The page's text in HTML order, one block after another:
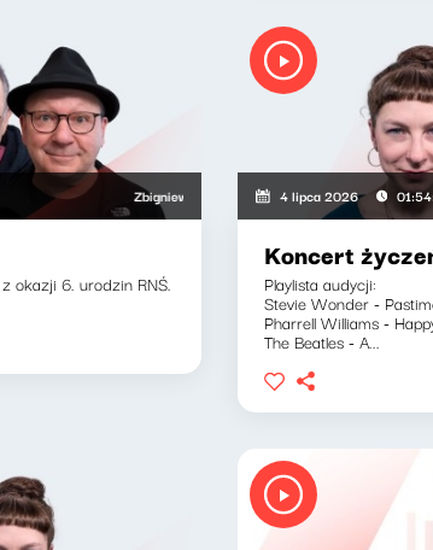
Zbigniew Zamachowski, Wojciech Mann, Ryszard
okazji 6. urodzin RNŚ.
4 lipca 2026
Koncert
Playlista audycji:
Stevie Wonder -
Pharrell Williams -
The Beatles - A...